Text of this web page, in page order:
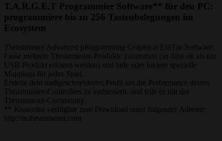
T.A.R.G.E.T Programmier Software** für den PC:
programmiere bis zu 256 Tastenbelegungen im
Ecosystem
Thrustmaster Advanced pRogramming Graphical EdiTor-Software:
Fasse mehrere Thrustmaster-Produkte zusammen (so dass sie als ein
USB-Produkt erkannt werden) und lade oder kreiere spezielle
Mappings für jedes Spiel.
Erstelle dein maßgeschneidertes Profil um die Performance deines
Thrustmaster-Controllers zu verbessern, und teile es mit der
Thrustmaster-Community.
** Kostenlos verfügbar zum Download unter folgender Adresse:
http://ts.thrustmaster.com